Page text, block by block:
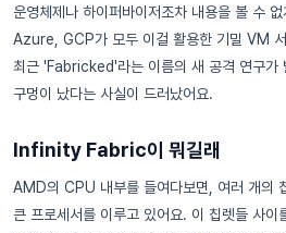
운영체제나 하이퍼바이저조차 내용을 볼 수
Azure, GCP가 모두 이걸 활용한 기밀 VM 서
최근 'Fabricked'라는 이름의 새 공격 연구가
구멍이 났다는 사실이 드러났어요.
Infinity Fabric이 뭐길래
AMD의 CPU 내부를 들여다보면, 여러 개의
큰 프로세서를 이루고 있어요. 이 칩렛들 사이